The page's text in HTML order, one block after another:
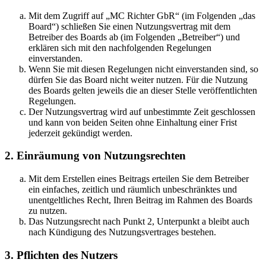
Mit dem Zugriff auf „MC Richter GbR“ (im Folgenden „das
Board“) schließen Sie einen Nutzungsvertrag mit dem
Betreiber des Boards ab (im Folgenden „Betreiber“) und
erklären sich mit den nachfolgenden Regelungen
einverstanden.
Wenn Sie mit diesen Regelungen nicht einverstanden sind, so
dürfen Sie das Board nicht weiter nutzen. Für die Nutzung
des Boards gelten jeweils die an dieser Stelle veröffentlichten
Regelungen.
Der Nutzungsvertrag wird auf unbestimmte Zeit geschlossen
und kann von beiden Seiten ohne Einhaltung einer Frist
jederzeit gekündigt werden.
2. Einräumung von Nutzungsrechten
Mit dem Erstellen eines Beitrags erteilen Sie dem Betreiber
ein einfaches, zeitlich und räumlich unbeschränktes und
unentgeltliches Recht, Ihren Beitrag im Rahmen des Boards
zu nutzen.
Das Nutzungsrecht nach Punkt 2, Unterpunkt a bleibt auch
nach Kündigung des Nutzungsvertrages bestehen.
3. Pflichten des Nutzers